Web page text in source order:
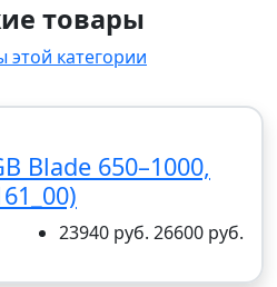
товары
этой категории
Blade 650–1000,
23940 руб. 26600 руб.